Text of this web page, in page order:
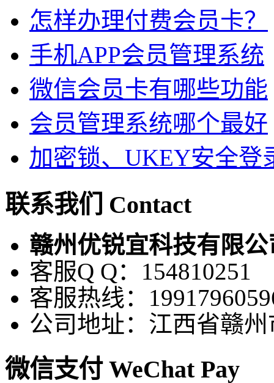
怎样办理付费会员卡？
手机APP会员管理系统
微信会员卡有哪些功能
会员管理系统哪个最好
加密锁、UKEY安全登
联系我们 Contact
赣州优锐宜科技有限公
客服Q Q：154810251
客服热线：
公司地址：江西省赣
微信支付 WeChat Pay